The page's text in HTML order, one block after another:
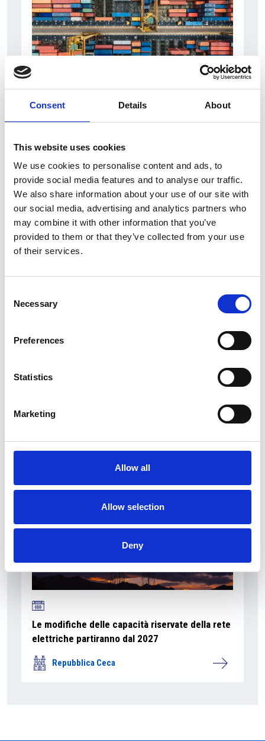
Consent Details About
This website uses cookies
We use cookies to personalise content and ads, to
provide social media features and to analyse our traffic.
We also share information about your use of our site with
our social media, advertising and analytics partners who
may combine it with other information that you’ve
provided to them or that they’ve collected from your use
of their services.
Selection
Necessary
Preferences
Statistics
Marketing
Allow all
Allow selection
Deny
L’interscambio Italia – Repubblica ha superato
Overview Economica
Repubblica Ceca
Accelera la ripresa dell’industria nel corso del
Overview Economica
Repubblica Ceca
Le modifiche delle capacità riservate della rete
elettriche partiranno dal 2027
Repubblica Ceca